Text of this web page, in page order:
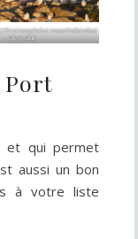
Chroicocephalus novaehollandiae
– Silver Gull)
Port
et qui permet
aussi un bon
à votre liste